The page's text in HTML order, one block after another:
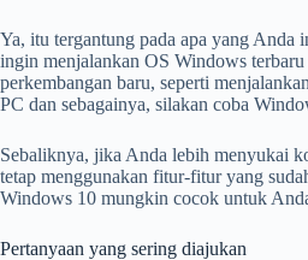
Ya, itu tergantung pada apa yang Anda
ingin menjalankan OS Windows
perkembangan baru, seperti
PC dan sebagainya, silakan coba
Sebaliknya, jika Anda lebih menyukai
tetap menggunakan fitur-fitur yang
Windows 10 mungkin cocok untuk
Pertanyaan yang sering diajukan